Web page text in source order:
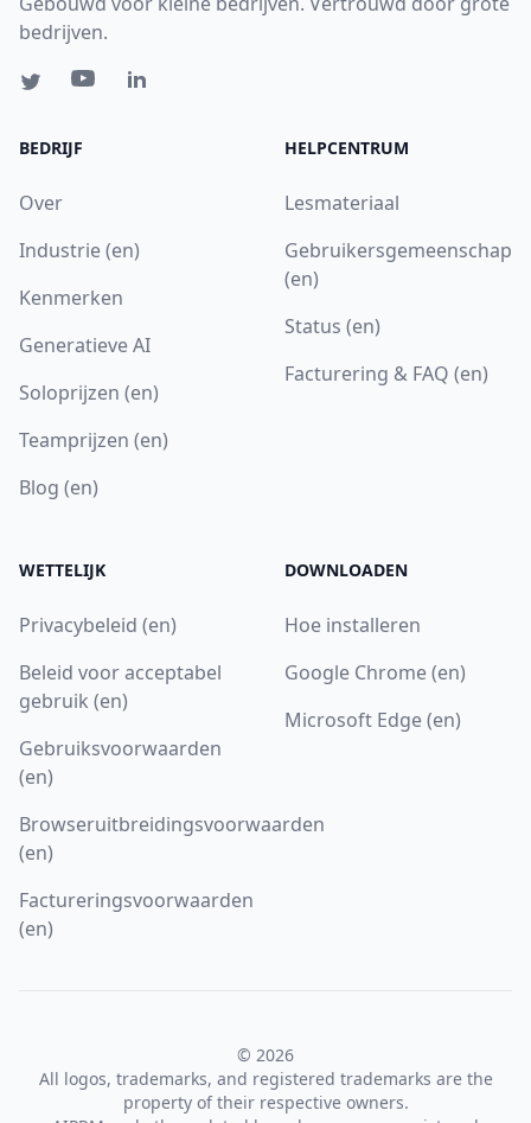
bedrijven.
BEDRIJF
Over
Industrie (en)
Kenmerken
Generatieve AI
Soloprijzen (en)
Teamprijzen (en)
Blog (en)
HELPCENTRUM
Lesmateriaal
Gebruikersgemeenschap
(en)
Status (en)
Facturering & FAQ (en)
WETTELIJK
Privacybeleid (en)
Beleid voor acceptabel
gebruik (en)
Gebruiksvoorwaarden
(en)
Browseruitbreidingsvoorwaarden
(en)
Factureringsvoorwaarden
(en)
DOWNLOADEN
Hoe installeren
Google Chrome (en)
Microsoft Edge (en)
© 2026
All logos, trademarks, and registered trademarks are the
property of their respective owners.